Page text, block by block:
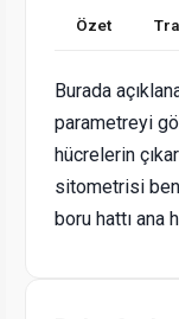
Özet
Burada
parametreyi
hücrelerin
sitometrisi
boru hattı ana